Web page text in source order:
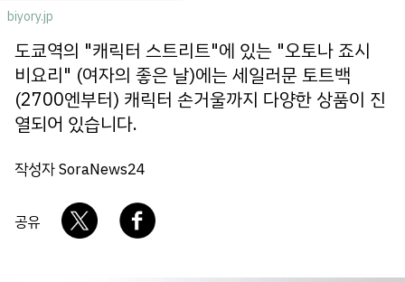
biyory.jp
도쿄역의 "캐릭터 스트리트"에 있는 "오토나 죠시
비요리" (여자의 좋은 날)에는 세일러문 토트백
(2700엔부터) 캐릭터 손거울까지 다양한 상품이 진
열되어 있습니다.
작성자 SoraNews24
공유